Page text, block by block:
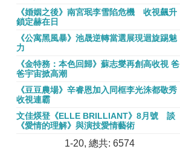
《婚姻之後》南宮珉李雪陷危機 收視飆升
鎖定赫在日
《公寓黑風暴》池晟逆轉當選展現迴旋踢魅
力
《金特務：本色回歸》蘇志燮再創高收視 爸
爸宇宙掀高潮
《豆豆農場》辛睿恩加入同框李光洙都敬秀
收視連霸
文佳煐登《ELLE BRILLIANT》8月號 談
《愛情的理解》與演技愛情藝術
1-20, 總共: 6574